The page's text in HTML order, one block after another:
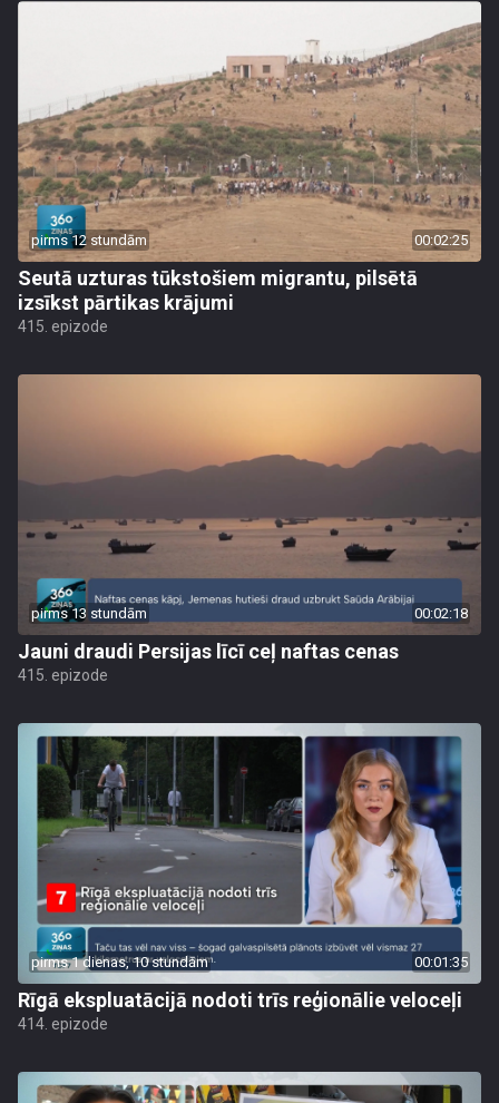
pirms 12 stundām 00:02:25
Seutā uzturas tūkstošiem migrantu, pilsētā
izsīkst pārtikas krājumi
415. epizode
pirms 13 stundām 00:02:18
Jauni draudi Persijas līcī ceļ naftas cenas
415. epizode
pirms 1 dienas, 10 stundām 00:01:35
Rīgā ekspluatācijā nodoti trīs reģionālie veloceļi
414. epizode